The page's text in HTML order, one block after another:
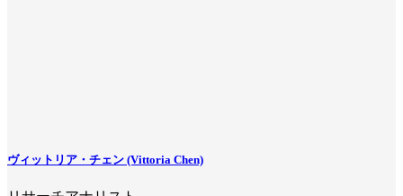
ヴィットリア・チェン (Vittoria Chen)